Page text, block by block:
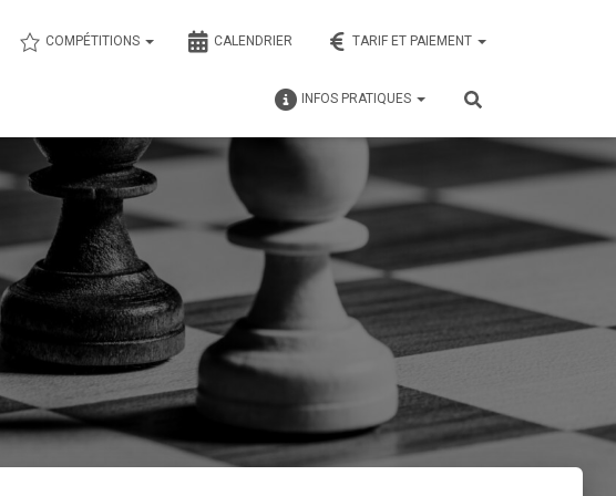
COMPÉTITIONS CALENDRIER TARIF ET PAIEMENT
INFOS PRATIQUES